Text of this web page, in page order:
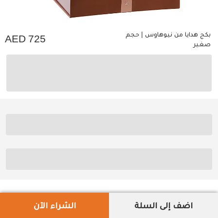
بكج هدايا من نيوهاوس | حجم
صغير
725
اضف إلى السلة الشراء الآن